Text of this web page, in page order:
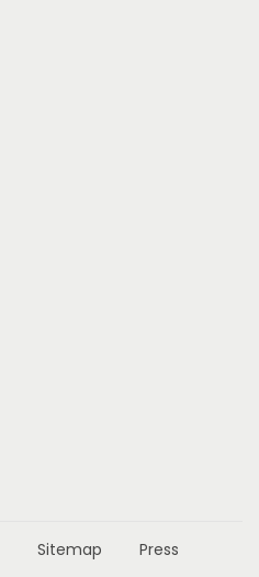
Sitemap Press